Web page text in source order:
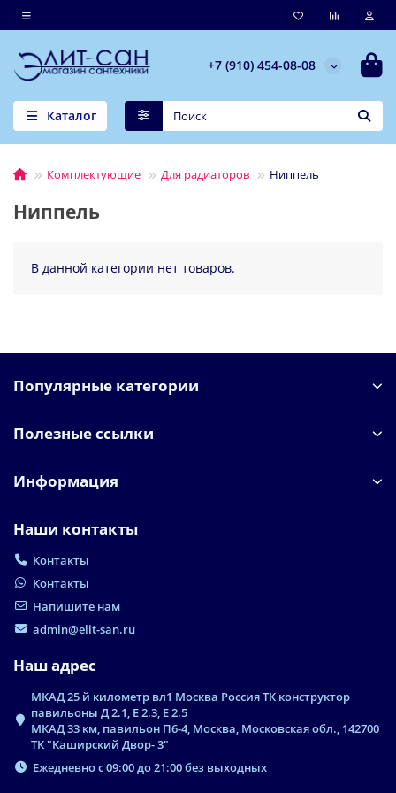
+7 (910) 454-08-08
Каталог
Комплектующие Для радиаторов Ниппель
Ниппель
В данной категории нет товаров.
Популярные категории
Полезные ссылки
Информация
Наши контакты
Контакты
Контакты
Напишите нам
admin@elit-san.ru
Наш адрес
МКАД 25 й километр вл1 Москва Россия ТК конструктор
павильоны Д 2.1, Е 2.3, Е 2.5
МКАД 33 км, павильон П6-4, Москва, Московская обл., 142700
ТК "Каширский Двор- 3"
Ежедневно с 09:00 до 21:00 без выходных